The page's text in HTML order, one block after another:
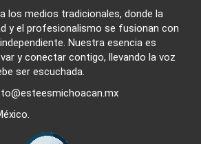
los medios tradicionales, donde la
y el profesionalismo se fusionan con
Nuestra esencia es
y conectar contigo, llevando la voz
ser escuchada.